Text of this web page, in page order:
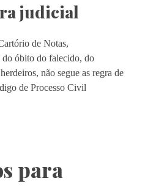
judicial
de Notas,
do óbito do falecido, do
não segue as regra de
de Processo Civil
para